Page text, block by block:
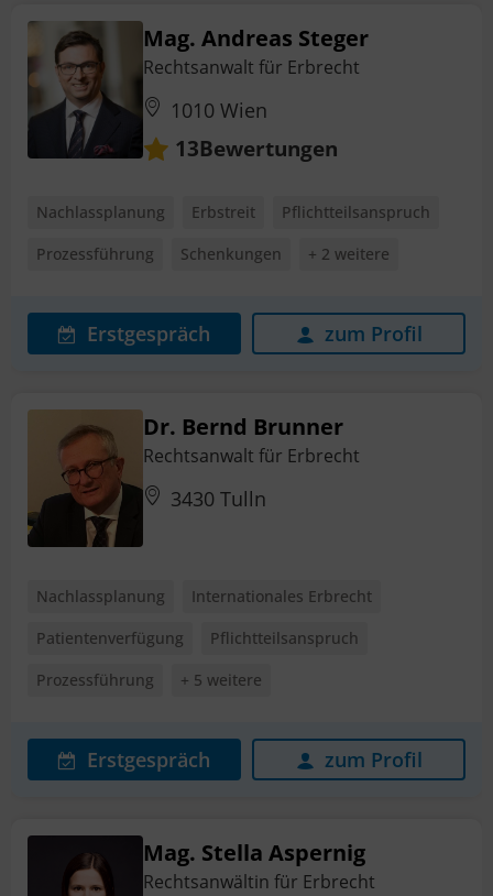
Mag. Andreas Steger
Rechtsanwalt für Erbrecht
1010 Wien
13Bewertungen
Nachlassplanung Erbstreit
Pflichtteilsanspruch
Prozessführung
Schenkungen + 2 weitere
Erstgespräch zum Profil
Dr. Bernd Brunner
Rechtsanwalt für Erbrecht
3430 Tulln
Nachlassplanung
Internationales Erbrecht
Patientenverfügung
Pflichtteilsanspruch
Prozessführung
+ 5 weitere
Erstgespräch zum Profil
Mag. Stella Aspernig
Rechtsanwältin für Erbrecht